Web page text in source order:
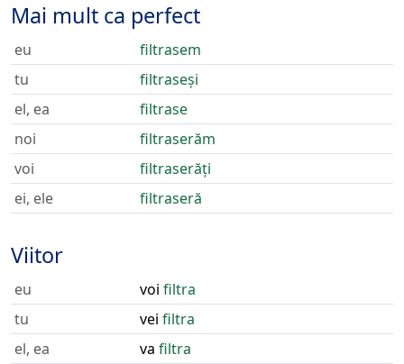
Mai mult ca perfect
eu
filtrasem
tu
filtraseși
el, ea
filtrase
noi
filtraserăm
voi
filtraserăți
ei, ele
filtraseră
Viitor
eu voi filtra
tu
vei filtra
el, ea
va filtra